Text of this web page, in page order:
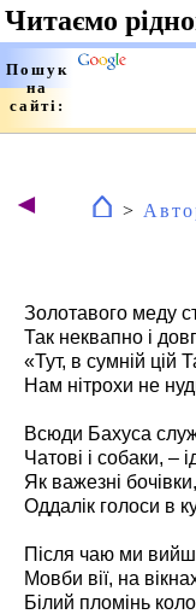
◄ ⌂ >
Золотавого меду
Так неквапно і
«Тут, в сумній цій
Нам нітрохи не
Всюди Бахуса
Чатові і собаки, –
Як важезні
Оддалік голоси в
Після чаю ми
Мовби вії, на
Білий пломінь